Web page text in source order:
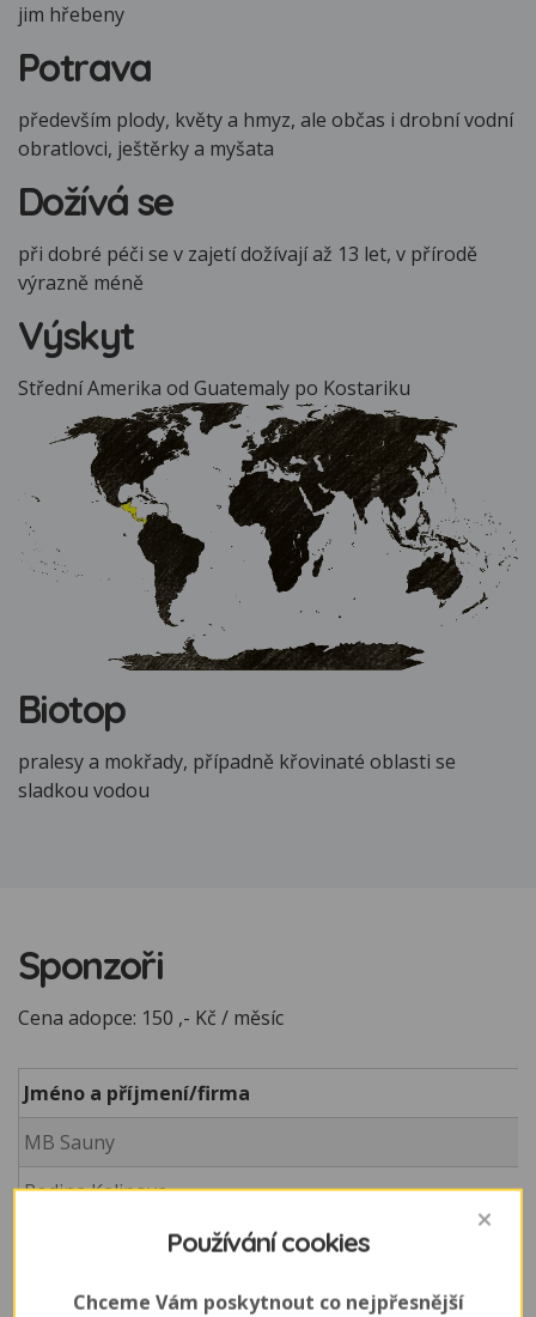
jim hřebeny
Potrava
především plody, květy a hmyz, ale občas i drobní vodní
obratlovci, ještěrky a myšata
Dožívá se
při dobré péči se v zajetí dožívají až 13 let, v přírodě
výrazně méně
Výskyt
Střední Amerika od Guatemaly po Kostariku
Biotop
pralesy a mokřady, případně křovinaté oblasti se
sladkou vodou
Sponzoři
Cena adopce: 150 ,- Kč / měsíc
Jméno a příjmení/firma
MB Sauny
Rodina Kalinova
Střední zemědělská škola Čáslav, třída 2. A
Vláčilová Lenka
Používání cookies
Chceme Vám poskytnout co nejpřesnější